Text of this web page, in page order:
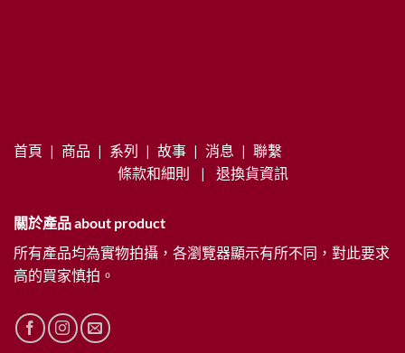
首頁 | 商品 | 系列 | 故事 | 消息 | 聯繫
條款和細則
| 退換貨資訊
關於產品 about product
所有產品均為實物拍攝，各瀏覽器顯示有所不同，對此要求
高的買家慎拍。